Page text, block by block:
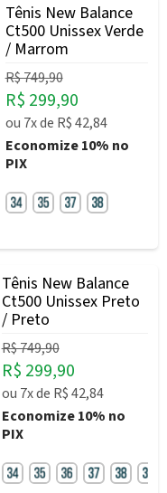
Tênis New Balance
Ct500 Unissex Verde
/ Marrom
R$ 749,90
R$ 299,90
ou 7xde R$ 42,84
Economize10% no
PIX
Tênis New Balance
Ct500 Unissex Preto
/ Preto
R$ 749,90
R$ 299,90
ou 7xde R$ 42,84
Economize10% no
PIX